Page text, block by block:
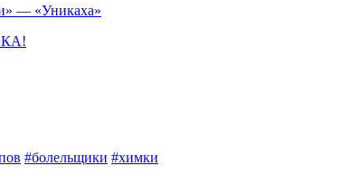
— «Уникаха»
#болельщики #химки